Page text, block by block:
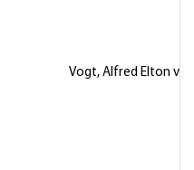
Vogt, Alfred Elton van